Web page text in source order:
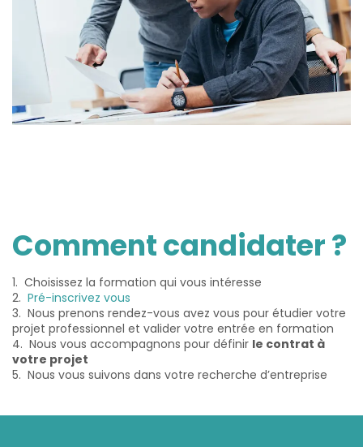
Comment candidater ?
1. Choisissez la formation qui vous intéresse
2. Pré-inscrivez vous
3. Nous prenons rendez-vous avez vous pour étudier votre
projet professionnel et valider votre entrée en formation
4. Nous vous accompagnons pour définir le contrat à
votre projet
5. Nous vous suivons dans votre recherche d’entreprise